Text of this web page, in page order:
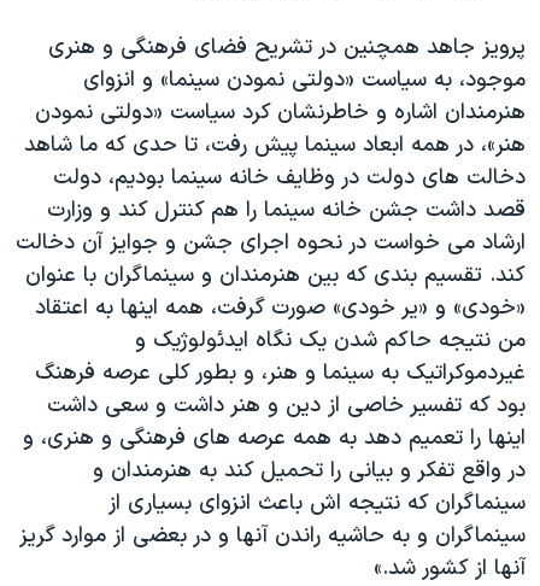
پرویز جاهد همچنین در تشریح فضای فرهنگی و هنری
موجود، به سیاست «دولتی نمودن سینما» و انزوای
هنرمندان اشاره و خاطرنشان کرد سیاست «دولتی نمودن
هنر»، در همه ابعاد سینما پیش رفت، تا حدی که ما شاهد
دخالت های دولت در وظایف خانه سینما بودیم، دولت
قصد داشت جشن خانه سینما را هم کنترل کند و وزارت
ارشاد می خواست در نحوه اجرای جشن و جوایز آن دخالت
کند. تقسیم بندی که بین هنرمندان و سینماگران با عنوان
«خودی» و «یر خودی» صورت گرفت، همه اینها به اعتقاد
من نتیجه حاکم شدن یک نگاه ایدئولوژیک و
غیردموکراتیک به سینما و هنر، و بطور کلی عرصه فرهنگ
بود که تفسیر خاصی از دین و هنر داشت و سعی داشت
اینها را تعمیم دهد به همه عرصه های فرهنگی و هنری، و
در واقع تفکر و بیانی را تحمیل کند به هنرمندان و
سینماگران که نتیجه اش باعث انزوای بسیاری از
سینماگران و به حاشیه راندن آنها و در بعضی از موارد گریز
آنها از کشور شد.»